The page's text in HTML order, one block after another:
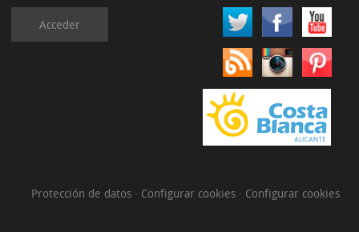
Acceder
Protección de datos · Configurar cookies · Configurar cookies